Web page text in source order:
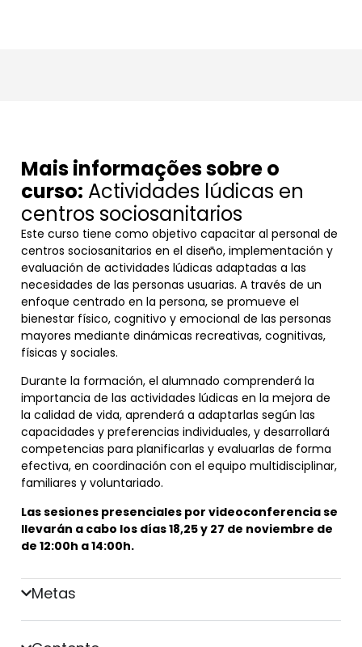
Mais informações sobre o
curso: Actividades lúdicas en
centros sociosanitarios
Este curso tiene como objetivo capacitar al personal de
centros sociosanitarios en el diseño, implementación y
evaluación de actividades lúdicas adaptadas a las
necesidades de las personas usuarias. A través de un
enfoque centrado en la persona, se promueve el
bienestar físico, cognitivo y emocional de las personas
mayores mediante dinámicas recreativas, cognitivas,
físicas y sociales.
Durante la formación, el alumnado comprenderá la
importancia de las actividades lúdicas en la mejora de
la calidad de vida, aprenderá a adaptarlas según las
capacidades y preferencias individuales, y desarrollará
competencias para planificarlas y evaluarlas de forma
efectiva, en coordinación con el equipo multidisciplinar,
familiares y voluntariado.
Las sesiones presenciales por videoconferencia se
llevarán a cabo los días 18,25 y 27 de noviembre de
de 12:00h a 14:00h.
Metas